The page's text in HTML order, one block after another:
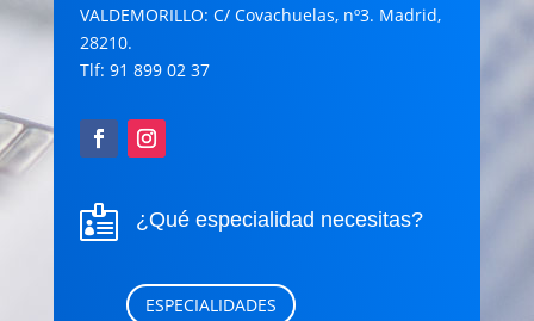
VALDEMORILLO: C/ Covachuelas, nº3. Madrid,
28210.
Tlf: 91 899 02 37
 ¿Qué especialidad necesitas?
ESPECIALIDADES